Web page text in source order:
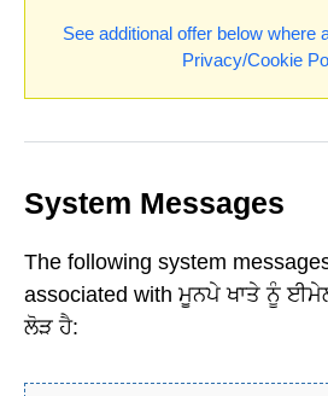
See additional offer below where
Privacy/Cookie
System Messages
The following system
associated with ਮੂਨਪੇ ਖਾਤੇ ਨੂੰ
ਲੋੜ ਹੈ: